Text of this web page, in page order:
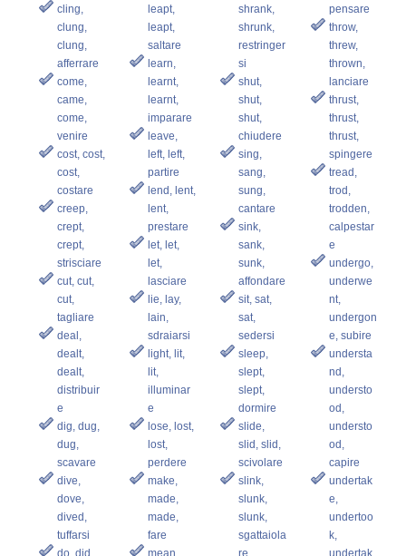
cling,
clung,
clung,
afferrare
come,
came,
come,
venire
cost, cost,
cost,
costare
creep,
crept,
crept,
strisciare
cut, cut,
cut,
tagliare
deal,
dealt,
dealt,
distribuir
e
dig, dug,
dug,
scavare
dive,
dove,
dived,
tuffarsi
do, did,
leapt,
leapt,
saltare
learn,
learnt,
learnt,
imparare
leave,
left, left,
partire
lend, lent,
lent,
prestare
let, let,
let,
lasciare
lie, lay,
lain,
sdraiarsi
light, lit,
lit,
illuminar
e
lose, lost,
lost,
perdere
make,
made,
made,
fare
mean,
shrank,
shrunk,
restringer
si
shut,
shut,
shut,
chiudere
sing,
sang,
sung,
cantare
sink,
sank,
sunk,
affondare
sit, sat,
sat,
sedersi
sleep,
slept,
slept,
dormire
slide,
slid, slid,
scivolare
slink,
slunk,
slunk,
sgattaiola
re
pensare
throw,
threw,
thrown,
lanciare
thrust,
thrust,
thrust,
spingere
tread,
trod,
trodden,
calpestar
e
undergo,
underwe
nt,
undergon
e, subire
understa
nd,
understo
od,
understo
od,
capire
undertak
e,
undertoo
k,
undertak